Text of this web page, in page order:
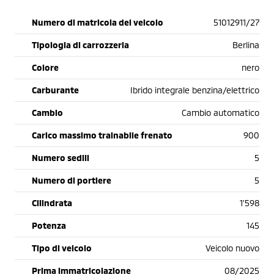
Numero di matricola del veicolo 51012911/27
Tipologia di carrozzeria Berlina
Colore nero
Carburante Ibrido integrale benzina/elettrico
Cambio Cambio automatico
Carico massimo trainabile frenato 900
Numero sedili 5
Numero di portiere 5
Cilindrata 1'598
Potenza 145
Tipo di veicolo Veicolo nuovo
Prima immatricolazione 08/2025